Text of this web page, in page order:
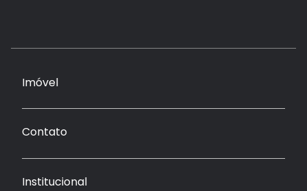
Imóvel
Contato
Institucional